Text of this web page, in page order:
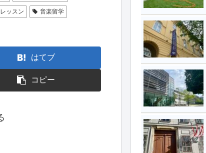
ッスン 音楽留学
はてブ
コピー